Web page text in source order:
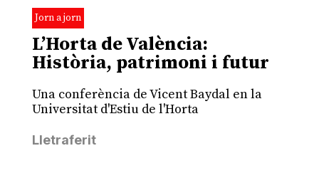
Jorn a jorn
L’Horta de València:
Història, patrimoni i futur
Una conferència de Vicent Baydal en la
Universitat d'Estiu de l'Horta
Lletraferit